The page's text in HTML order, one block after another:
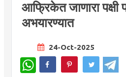
आफ्रिकेत जाणारा
अभयारण्यात
24-Oct-2025
WhatsApp